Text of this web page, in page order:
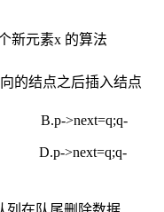
新元素x 的算法
的结点之后插入结点
B.p->next=q;q-
>next=q;q-